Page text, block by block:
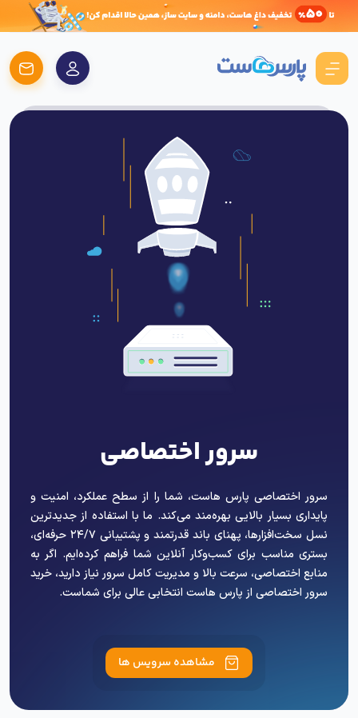
سرور اختصاصی
سرور اختصاصی پارس هاست، شما را از سطح عملکرد، امنیت و
پایداری بسیار بالایی بهره‌مند می‌کند. ما با استفاده از جدیدترین
نسل سخت‌افزارها، پهنای باند قدرتمند و پشتیبانی ۲۴/۷ حرفه‌ای،
بستری مناسب برای کسب‌وکار آنلاین شما فراهم کرده‌ایم. اگر به
منابع اختصاصی، سرعت بالا و مدیریت کامل سرور نیاز دارید، خرید
سرور اختصاصی از پارس هاست انتخابی عالی برای شماست.
مشاهده سرویس ها